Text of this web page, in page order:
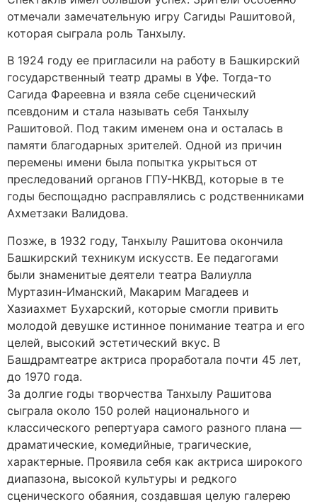
отмечали замечательную игру Сагиды Рашитовой,
которая сыграла роль Танхылу.
В 1924 году ее пригласили на работу в Башкирский
государственный театр драмы в Уфе. Тогда-то
Сагида Фареевна и взяла себе сценический
псевдоним и стала называть себя Танхылу
Рашитовой. Под таким именем она и осталась в
памяти благодарных зрителей. Одной из причин
перемены имени была попытка укрыться от
преследований органов ГПУ-НКВД, которые в те
годы беспощадно расправлялись с родственниками
Ахметзаки Валидова.
Позже, в 1932 году, Танхылу Рашитова окончила
Башкирский техникум искусств. Ее педагогами
были знаменитые деятели театра Валиулла
Муртазин-Иманский, Макарим Магадеев и
Хазиахмет Бухарский, которые смогли привить
молодой девушке истинное понимание театра и его
целей, высокий эстетический вкус. В
Башдрамтеатре актриса проработала почти 45 лет,
до 1970 года.
За долгие годы творчества Танхылу Рашитова
сыграла около 150 ролей национального и
классического репертуара самого разного плана —
драматические, комедийные, трагические,
характерные. Проявила себя как актриса широкого
диапазона, высокой культуры и редкого
сценического обаяния, создавшая целую галерею